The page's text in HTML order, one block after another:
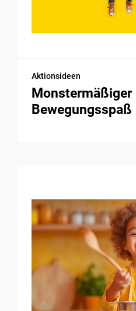
Aktionsideen
Monstermäßiger
Bewegungsspaß